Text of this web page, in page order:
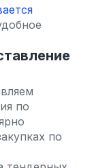
по
по